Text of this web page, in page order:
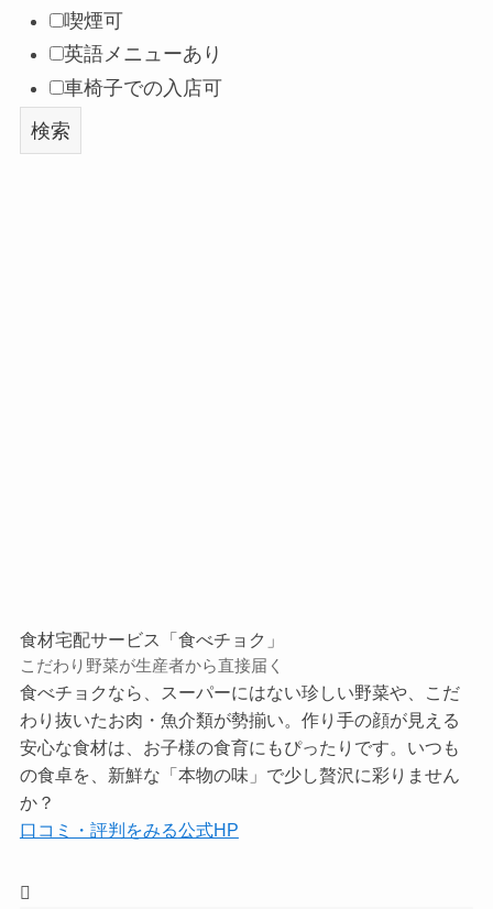
喫煙可
英語メニューあり
車椅子での入店可
検索
食材宅配サービス「食べチョク」
こだわり野菜が生産者から直接届く
食べチョクなら、スーパーにはない珍しい野菜や、こだ
わり抜いたお肉・魚介類が勢揃い。作り手の顔が見える
安心な食材は、お子様の食育にもぴったりです。いつも
の食卓を、新鮮な「本物の味」で少し贅沢に彩りません
か？
口コミ・評判をみる公式HP